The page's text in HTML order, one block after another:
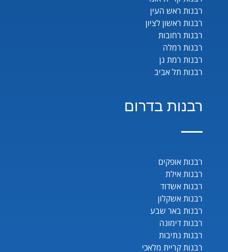
רבנות ראש העין
רבנות ראשון לציון
רבנות רחובות
רבנות רמלה
רבנות רמת גן
רבנות תל אביב
רבנות בדרום
רבנות אופקים
רבנות אילת
רבנות אשדוד
רבנות אשקלון
רבנות באר שבע
רבנות דימונה
רבנות נתיבות
רבנות קריית מלאכי